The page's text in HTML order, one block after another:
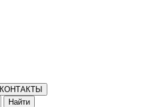
КОНТАКТЫ
Найти